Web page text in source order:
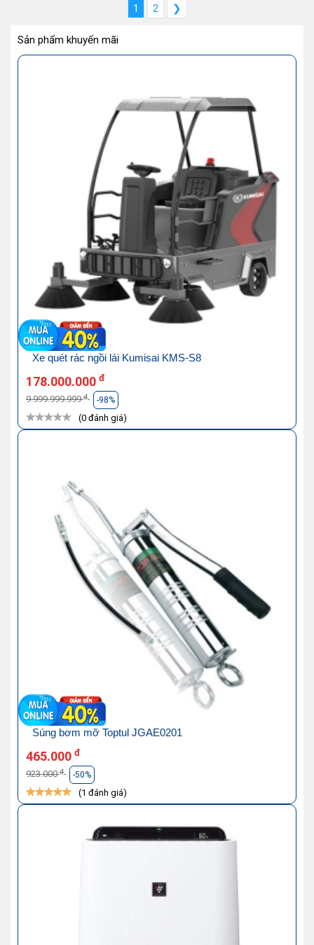
1 2 ❯
Sản phẩm khuyến mãi
Xe quét rác ngồi lái Kumisai KMS-S8
178.000.000 đ
9.999.999.999đ -98%
(0 đánh giá)
Súng bơm mỡ Toptul JGAE0201
465.000 đ
923.000đ -50%
(1 đánh giá)